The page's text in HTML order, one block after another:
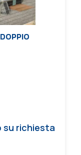
su richiesta